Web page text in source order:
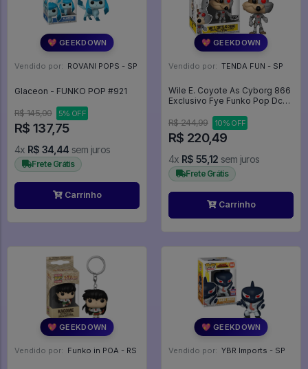
💖 GEEKDOWN
Vendido por: ROVANI POPS - SP
Glaceon - FUNKO POP #921
R$ 145,00 5% OFF
R$ 137,75
4x R$ 34,44 sem juros
Frete Grátis
Carrinho
💖 GEEKDOWN
Vendido por: TENDA FUN - SP
Wile E. Coyote As Cyborg 866
Exclusivo Fye Funko Pop Dc
- #866 - Funko Pop - #866 -
FUNKO POP #866
R$ 244,99 10% OFF
R$ 220,49
4x R$ 55,12 sem juros
Frete Grátis
Carrinho
💖 GEEKDOWN
Vendido por: Funko in POA - RS
💖 GEEKDOWN
Vendido por: YBR Imports - SP